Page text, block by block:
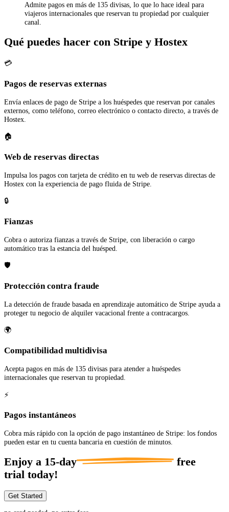
Admite pagos en más de 135 divisas, lo que lo hace ideal para
viajeros internacionales que reservan tu propiedad por cualquier
canal.
Qué puedes hacer con Stripe y Hostex
💳
Pagos de reservas externas
Envía enlaces de pago de Stripe a los huéspedes que reservan por canales
externos, como teléfono, correo electrónico o contacto directo, a través de
Hostex.
🏠
Web de reservas directas
Impulsa los pagos con tarjeta de crédito en tu web de reservas directas de
Hostex con la experiencia de pago fluida de Stripe.
🔒
Fianzas
Cobra o autoriza fianzas a través de Stripe, con liberación o cargo
automático tras la estancia del huésped.
🛡️
Protección contra fraude
La detección de fraude basada en aprendizaje automático de Stripe ayuda a
proteger tu negocio de alquiler vacacional frente a contracargos.
🌍
Compatibilidad multidivisa
Acepta pagos en más de 135 divisas para atender a huéspedes
internacionales que reservan tu propiedad.
⚡
Pagos instantáneos
Cobra más rápido con la opción de pago instantáneo de Stripe: los fondos
pueden estar en tu cuenta bancaria en cuestión de minutos.
Enjoy a 15-day
free
trial today!
Get Started